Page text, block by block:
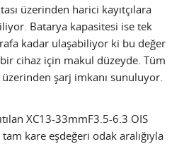
üzerinden harici kayıtçılara
Batarya kapasitesi ise tek
kadar ulaşabiliyor ki bu değer
cihaz için makul düzeyde. Tüm
şarj imkanı sunuluyor.
XC13-33mmF3.5-6.3 OIS
kare eşdeğeri odak aralığıyla